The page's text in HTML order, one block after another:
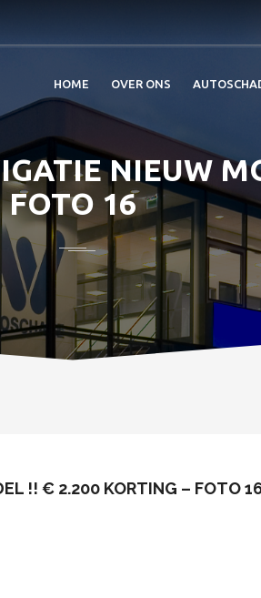
HOME OVER ONS
NIEUW
FOTO 16
!! € 2.200 KORTING – FOTO